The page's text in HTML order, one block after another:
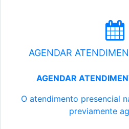
AGENDAR
AGENDAR
O atendimento presencial
previamente